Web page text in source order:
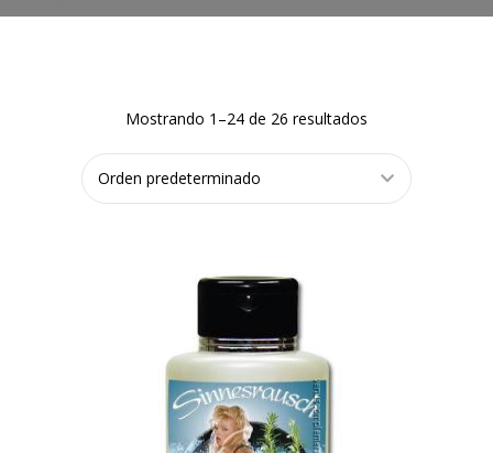
Mostrando 1–24 de 26 resultados
AÑADIR
AL